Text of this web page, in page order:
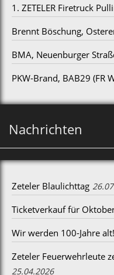
1. ZETELER Firetruck
Brennt Böschung,
BMA, Neuenburger
PKW-Brand, BAB29 (FR
Nachrichten
Zeteler Blaulichttag
Ticketverkauf für
Wir werden 100-Jahre alt!
Zeteler Feuerwehrleute
25.04.2026